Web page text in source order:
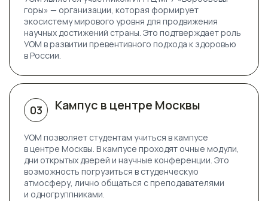
горы» — организации, которая формирует
экосистему мирового уровня для продвижения
научных достижений страны. Это подтверждает роль
УОМ в развитии превентивного подхода к здоровью
в России.
03 Кампус в центре Москвы
УОМ позволяет студентам учиться в кампусе
в центре Москвы. В кампусе проходят очные модули,
дни открытых дверей и научные конференции. Это
возможность погрузиться в студенческую
атмосферу, лично общаться с преподавателями
и одногруппниками.